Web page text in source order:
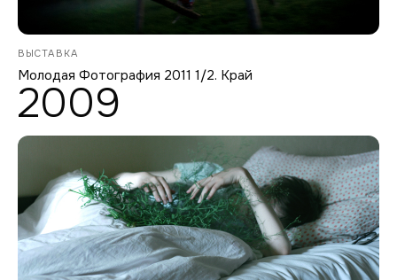
ВЫСТАВКА
Молодая Фотография 2011 1/2. Край
2009